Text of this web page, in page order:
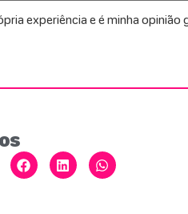
experiência e é minha opinião